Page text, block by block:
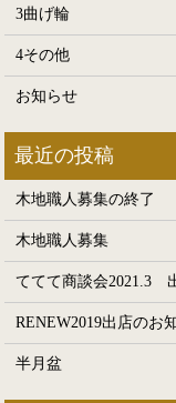
3曲げ輪
4その他
お知らせ
木地職人募集の終了
木地職人募集
ててて商談会2021.3
RENEW2019出店のお
半月盆